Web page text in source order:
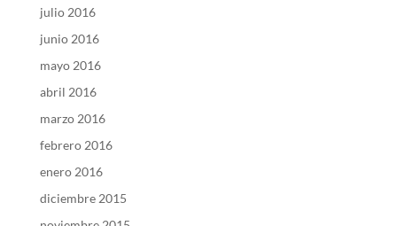
julio 2016
junio 2016
mayo 2016
abril 2016
marzo 2016
febrero 2016
enero 2016
diciembre 2015